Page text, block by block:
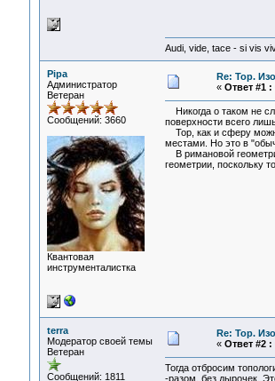
Audi, vide, tace - si vis
Pipa
Администратор
Ветеран
Сообщений: 3660
Квантовая
инструменталистка
Re: Тор.
« Ответ #1 :
Никогда о таком не
поверхности всего
Тор, как и сферу
местами. Но это в
В римановой
геометрии, поскольку
terra
Модератор своей темы
Ветеран
Сообщений: 1811
Re: Тор.
« Ответ #2 :
Тогда отбросим
-разом. без дырочек.